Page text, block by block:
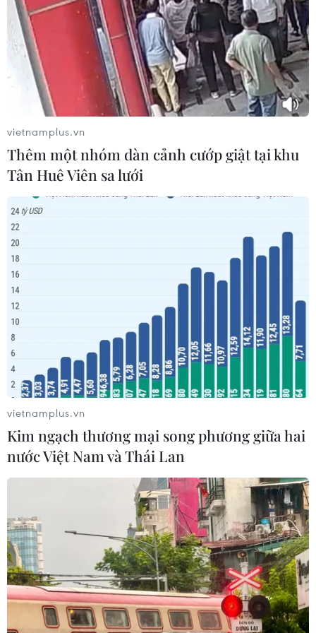
EU tuyên bố vượt qua “phép thử” an ninh biên giới
sau khủng hoảng Ceuta
05/08/2026 00:37
Nga và Ukraine tiếp tục tấn công qua lại, thương
vong không ngừng gia tăng
04/08/2026 15:54
Pháp ghi nhận tháng 7 nóng nhất trong lịch sử
04/08/2026 15:17
vietnamplus.vn
Thêm một nhóm dàn cảnh cướp giật tại khu
Tân Huê Viên sa lưới
vietnamplus.vn
Kim ngạch thương mại song phương giữa hai
nước Việt Nam và Thái Lan